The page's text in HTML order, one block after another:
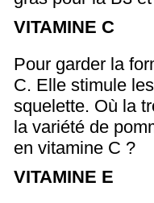
VITAMINE C
Pour garder la
C. Elle stimule
squelette. Où la
la variété de
en vitamine C ?
VITAMINE E